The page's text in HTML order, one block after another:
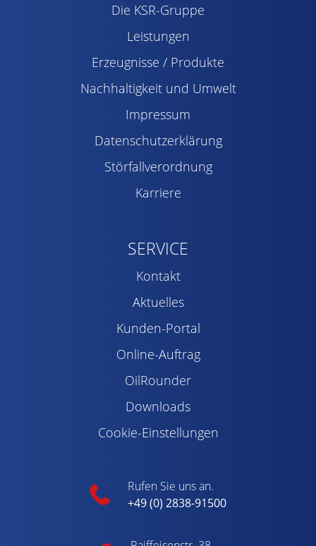
Die KSR-Gruppe
Leistungen
Erzeugnisse / Produkte
Nachhaltigkeit und Umwelt
Impressum
Datenschutzerklärung
Störfallverordnung
Karriere
SERVICE
Kontakt
Aktuelles
Kunden-Portal
Online-Auftrag
OilRounder
Downloads
Cookie-Einstellungen
Rufen Sie uns an.
+49 (0) 2838-91500